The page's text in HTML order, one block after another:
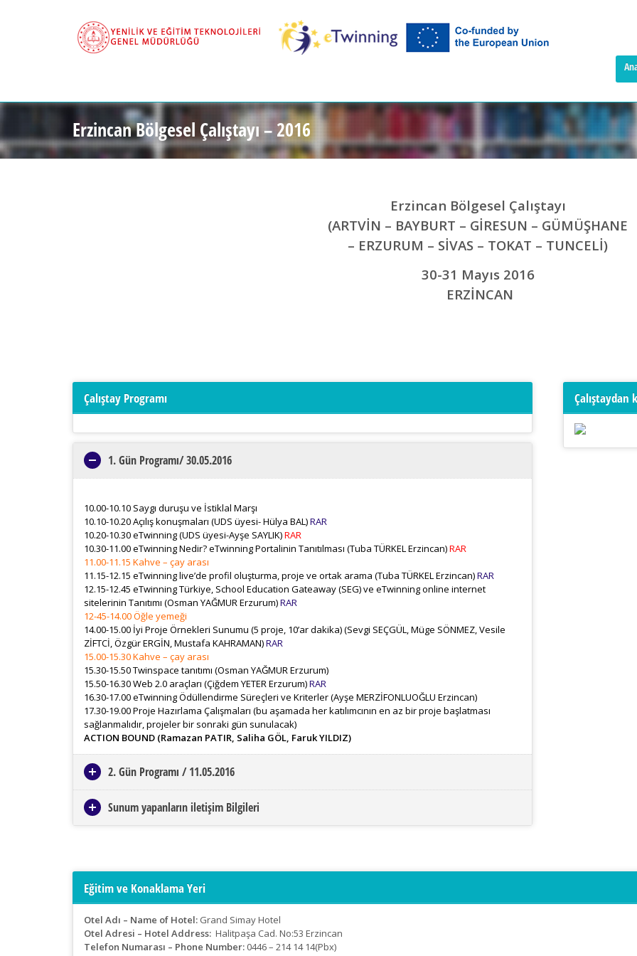
Erzincan Bölgesel Çalıştayı – 2016
Erzincan Bölgesel Çalıştayı
(ARTVİN – BAYBURT – GİRESUN – GÜMÜŞHANE
– ERZURUM – SİVAS – TOKAT – TUNCELİ)
30-31 Mayıs 2016
ERZİNCAN
Çalıştay Programı
1. Gün Programı/ 30.05.2016
10.00-10.10 Saygı duruşu ve İstiklal Marşı
10.10-10.20 Açılış konuşmaları (UDS üyesi- Hülya BAL)RAR
10.20-10.30 eTwinning (UDS üyesi-Ayşe SAYLIK)RAR
10.30-11.00 eTwinning Nedir? eTwinning Portalinin Tanıtılması (Tuba TÜRKEL Erzincan)RAR
11.00-11.15 Kahve – çay arası
11.15-12.15 eTwinning live’de profil oluşturma, proje ve ortak arama (Tuba TÜRKEL Erzincan)RAR
12.15-12.45 eTwinning Türkiye, School Education Gateaway (SEG) ve eTwinning online internet
sitelerinin Tanıtımı (Osman YAĞMUR Erzurum)RAR
12-45-14.00 Öğle yemeği
14.00-15.00 İyi Proje Örnekleri Sunumu (5 proje, 10’ar dakika) (Sevgi SEÇGÜL, Müge SÖNMEZ, Vesile
ZİFTCİ, Özgür ERGİN, Mustafa KAHRAMAN)RAR
15.00-15.30 Kahve – çay arası
15.30-15.50 Twinspace tanıtımı (Osman YAĞMUR Erzurum)
15.50-16.30 Web 2.0 araçları (Çiğdem YETER Erzurum)RAR
16.30-17.00 eTwinning Ödüllendirme Süreçleri ve Kriterler (Ayşe MERZİFONLUOĞLU Erzincan)
17.30-19.00 Proje Hazırlama Çalışmaları (bu aşamada her katılımcının en az bir proje başlatması
sağlanmalıdır, projeler bir sonraki gün sunulacak)
ACTION BOUND (Ramazan PATIR, Saliha GÖL, Faruk YILDIZ)
2. Gün Programı / 11.05.2016
Sunum yapanların iletişim Bilgileri
Çalıştaydan
Eğitim ve Konaklama Yeri
Otel Adı – Name of Hotel: Grand Simay Hotel
Otel Adresi – Hotel Address: Halitpaşa Cad. No:53 Erzincan
Telefon Numarası – Phone Number: 0446 – 214 14 14(Pbx)